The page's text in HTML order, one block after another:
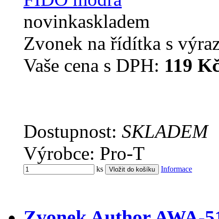
novinkaskladem
Zvonek na řídítka s
Vaše cena s DPH: 119
Dostupnost: SKLADEM
Výrobce: Pro-T
ks Informace